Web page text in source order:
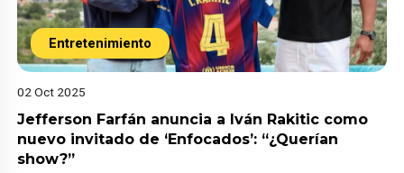
Entretenimiento
02 Oct 2025
Jefferson Farfán anuncia a Iván Rakitic como
nuevo invitado de ‘Enfocados’: “¿Querían
show?”